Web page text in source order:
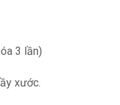
3 lần)
xước.